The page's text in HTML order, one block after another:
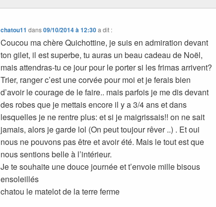
chatou11 dans09/10/2014 à 12:30a dit :
Coucou ma chère Quichottine, je suis en admiration devant
ton gilet, il est superbe, tu auras un beau cadeau de Noël,
mais attendras-tu ce jour pour le porter si les frimas arrivent?
Trier, ranger c’est une corvée pour moi et je ferais bien
d’avoir le courage de le faire.. mais parfois je me dis devant
des robes que je mettais encore il y a 3/4 ans et dans
lesquelles je ne rentre plus: et si je maigrissais!! on ne sait
jamais, alors je garde lol (On peut toujour rêver ..) . Et oui
nous ne pouvons pas être et avoir été. Mais le tout est que
nous sentions belle à l’intérieur.
Je te souhaite une douce journée et t’envoie mille bisous
ensoleillés
chatou le matelot de la terre ferme